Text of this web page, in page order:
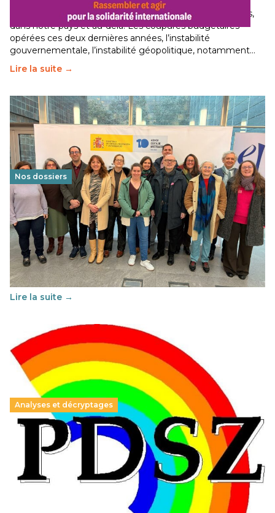
Le secteur humanitaire connaît des difficultés profondes,
dans notre pays et au-delà. Les coupures budgétaires
opérées ces deux dernières années, l’instabilité
gouvernementale, l’instabilité géopolitique, notamment…
Lire la suite →
Nos dossiers
Éducation au vivre-ensemble : un échange croisé
franco-espagnol pour changer d’approche
29 juin 2026-National
Cette année, l'UNSA Éducation a mené un projet Erasmus
soutenu par l'union Européenne et centré sur l'éducation
au vivre-ensemble : quelles différences entre la France…
Lire la suite →
Analyses et décryptages
Hongrie : du changement pour les politiques
éducatives, aussi !
25 juin 2026
En Hongrie, le conservateur Peter Magyar et son parti
Tisza "Respect et liberté" ont remporté une large victoire,
contre le premier ministre sortant, Viktor Orban,…